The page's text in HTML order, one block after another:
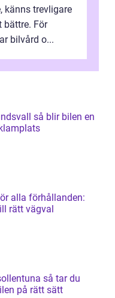
känns trevligare
bättre. För
bilvård o...
blir bilen en
alla förhållanden:
rätt vägval
så tar du
på rätt sätt